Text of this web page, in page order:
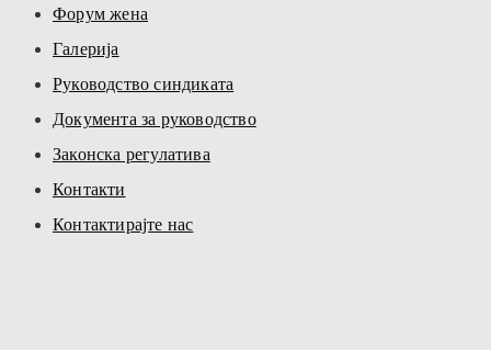
Форум жена
Галерија
Руководство синдиката
Документа за руководство
Законска регулатива
Контакти
Контактирајте нас